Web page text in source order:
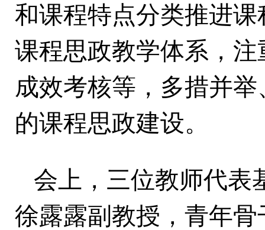
和课程特点分类推进
课程思政教学体系，
成效考核等，多措并
的课程思政建设。
会上，三位教师代表
徐露露副教授，青年